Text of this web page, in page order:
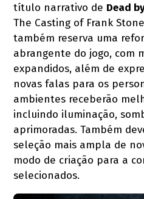
título narrativo de Dead
The Casting of Frank
também reserva uma
abrangente do jogo, com
expandidos, além de
novas falas para os
ambientes receberão
incluindo iluminação,
aprimoradas. Também
seleção mais ampla de
modo de criação para a
selecionados.